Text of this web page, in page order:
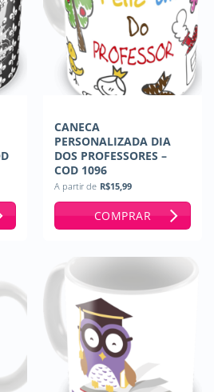
CANECA
PERSONALIZADA DIA
DOS PROFESSORES –
COD 1096
A partir de R$15,99
COMPRAR